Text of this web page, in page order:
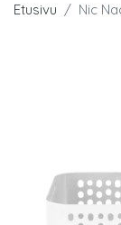
Etusivu Nic